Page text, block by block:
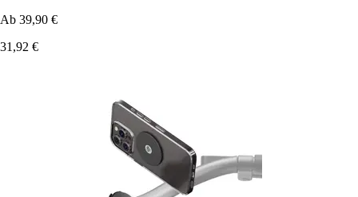
Ab 39,90 €
31,92 €